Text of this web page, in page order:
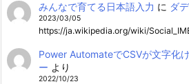
みんなで育てる日本語入力 に ダ
2023/03/05
https://ja.wikipedia.org/wiki/
Power AutomateでCSVが文字化
ー より
2022/10/23